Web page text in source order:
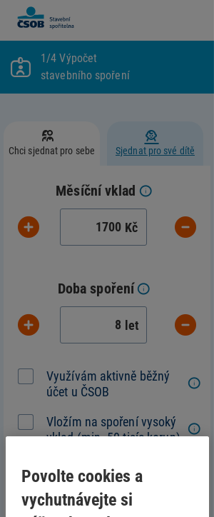
1/4 Výpočet
stavebního spoření
Chci sjednat pro sebe Sjednat pro své dítě
Měsíční vklad
Kč
Doba spoření
let
Využívám aktivně běžný
účet u ČSOB
Vložím na spoření vysoký
vklad (min. 50 tisíc korun)
Skvěle! Díky vaší měsíční
úložce získáte plnou
Povolte cookies a
vychutnávejte si